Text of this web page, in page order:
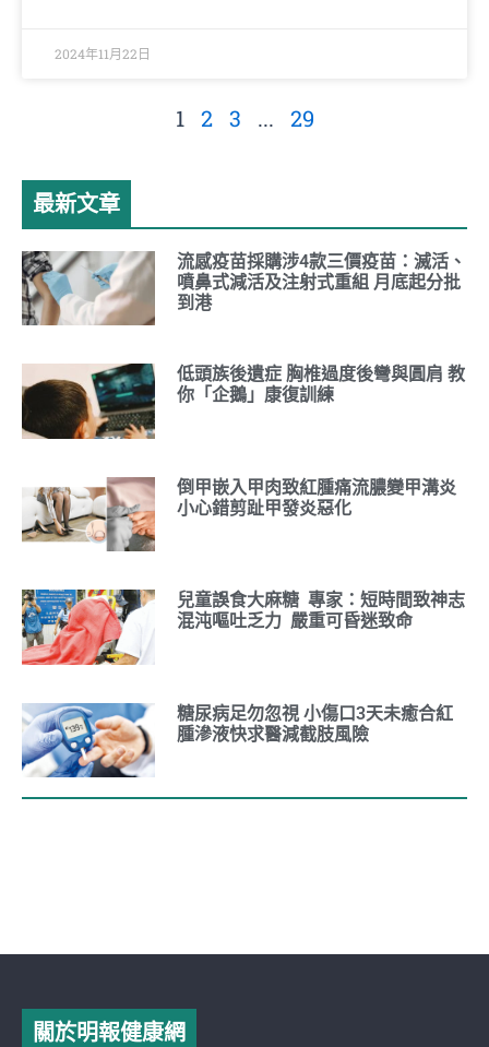
2024年11月22日
1 2 3 ... 29
最新文章
流感疫苗採購涉4款三價疫苗：滅活、
噴鼻式減活及注射式重組 月底起分批
到港
低頭族後遺症 胸椎過度後彎與圓肩 教
你「企鵝」康復訓練
倒甲嵌入甲肉致紅腫痛流膿變甲溝炎
小心錯剪趾甲發炎惡化
兒童誤食大麻糖 專家：短時間致神志
混沌嘔吐乏力 嚴重可昏迷致命
糖尿病足勿忽視 小傷口3天未癒合紅
腫滲液快求醫減截肢風險
關於明報健康網